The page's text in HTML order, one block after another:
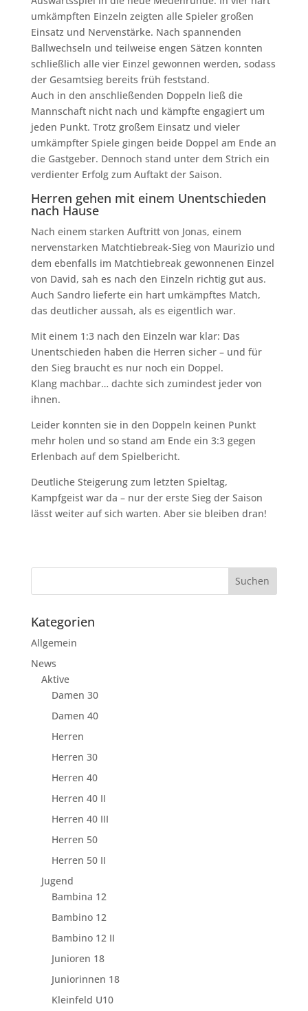
umkämpften Einzeln zeigten alle Spieler großen
Einsatz und Nervenstärke. Nach spannenden
Ballwechseln und teilweise engen Sätzen konnten
schließlich alle vier Einzel gewonnen werden, sodass
der Gesamtsieg bereits früh feststand.
Auch in den anschließenden Doppeln ließ die
Mannschaft nicht nach und kämpfte engagiert um
jeden Punkt. Trotz großem Einsatz und vieler
umkämpfter Spiele gingen beide Doppel am Ende an
die Gastgeber. Dennoch stand unter dem Strich ein
verdienter Erfolg zum Auftakt der Saison.
Herren gehen mit einem Unentschieden
nach Hause
Nach einem starken Auftritt von Jonas, einem
nervenstarken Matchtiebreak-Sieg von Maurizio und
dem ebenfalls im Matchtiebreak gewonnenen Einzel
von David, sah es nach den Einzeln richtig gut aus.
Auch Sandro lieferte ein hart umkämpftes Match,
das deutlicher aussah, als es eigentlich war.
Mit einem 1:3 nach den Einzeln war klar: Das
Unentschieden haben die Herren sicher – und für
den Sieg braucht es nur noch ein Doppel.
Klang machbar… dachte sich zumindest jeder von
ihnen.
Leider konnten sie in den Doppeln keinen Punkt
mehr holen und so stand am Ende ein 3:3 gegen
Erlenbach auf dem Spielbericht.
Deutliche Steigerung zum letzten Spieltag,
Kampfgeist war da – nur der erste Sieg der Saison
lässt weiter auf sich warten. Aber sie bleiben dran!
Kategorien
Allgemein
News
Aktive
Damen 30
Damen 40
Herren
Herren 30
Herren 40
Herren 40 II
Herren 40 III
Herren 50
Herren 50 II
Jugend
Bambina 12
Bambino 12
Bambino 12 II
Junioren 18
Juniorinnen 18
Kleinfeld U10